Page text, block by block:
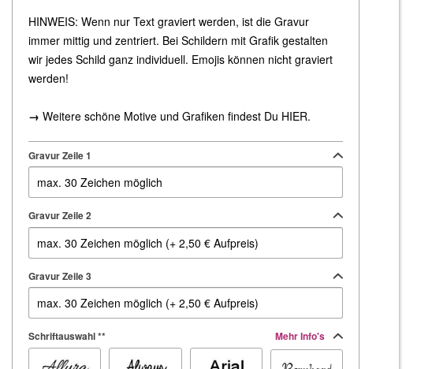
HINWEIS: Wenn nur Text graviert werden, ist die Gravur
immer mittig und zentriert. Bei Schildern mit Grafik gestalten
wir jedes Schild ganz individuell. Emojis können nicht graviert
werden!
→Weitere schöne Motive und Grafiken findest Du HIER.
Gravur Zeile 1
Gravur Zeile 2
Gravur Zeile 3
Schriftauswahl ** Mehr Info's